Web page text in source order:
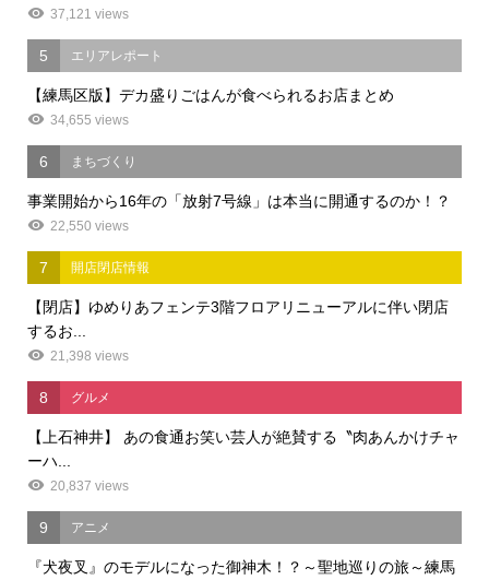
37,121 views
5 エリアレポート
【練馬区版】デカ盛りごはんが食べられるお店まとめ
34,655 views
6 まちづくり
事業開始から16年の「放射7号線」は本当に開通するのか！？
22,550 views
7 開店閉店情報
【閉店】ゆめりあフェンテ3階フロアリニューアルに伴い閉店
するお...
21,398 views
8 グルメ
【上石神井】 あの食通お笑い芸人が絶賛する〝肉あんかけチャ
ーハ...
20,837 views
9 アニメ
『犬夜叉』のモデルになった御神木！？～聖地巡りの旅～練馬